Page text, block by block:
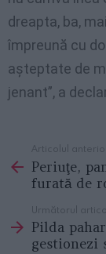
dreapta, ba,
împreună cu
aşteptate de
jenant”, a
more
Articolul anterior
Periuţe,
furată de
Următorul
Pilda
gestionezi